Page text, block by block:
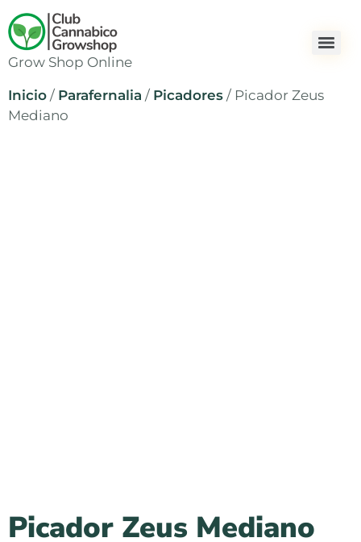
Grow Shop Online
Inicio / Parafernalia / Picadores / Picador Zeus
Mediano
Picador Zeus Mediano